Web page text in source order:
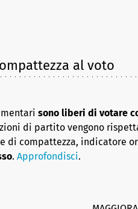
al voto
sono liberi di votare
di partito vengono
di compattezza, indicatore
. Approfondisci.